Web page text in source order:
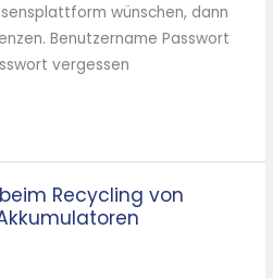
wünschen, dann
Benutzername Passwort
vergessen
Recycling von